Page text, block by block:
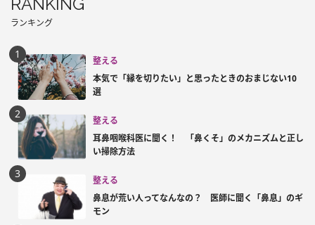
ランキング
整える
本気で「縁を切りたい」と思ったときのおまじない10
選
整える
耳鼻咽喉科医に聞く！ 「鼻くそ」のメカニズムと正し
い掃除方法
整える
鼻息が荒い人ってなんなの？ 医師に聞く「鼻息」のギ
モン